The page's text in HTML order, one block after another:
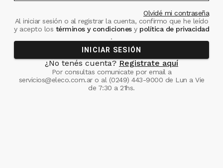
Olvidé mi contraseña
Al iniciar sesión o al registrar la cuenta, confirmo que he leído
y acepto los términos y condiciones ypolítica de privacidad
.
INICIAR SESIÓN
¿No tenés cuenta? Registrate aquí
Por consultas comunicate por email a
servicios@eleco.com.aro al (0249) 443-9000 de Lun a Vie
de 7:30 a 21hs.